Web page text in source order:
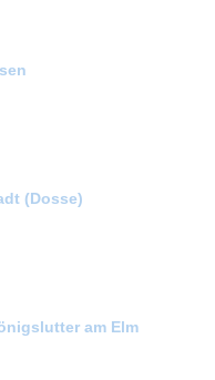
(Dosse)
am Elm